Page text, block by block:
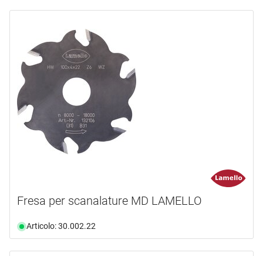
Fresa per scanalature MD LAMELLO
Articolo: 30.002.22